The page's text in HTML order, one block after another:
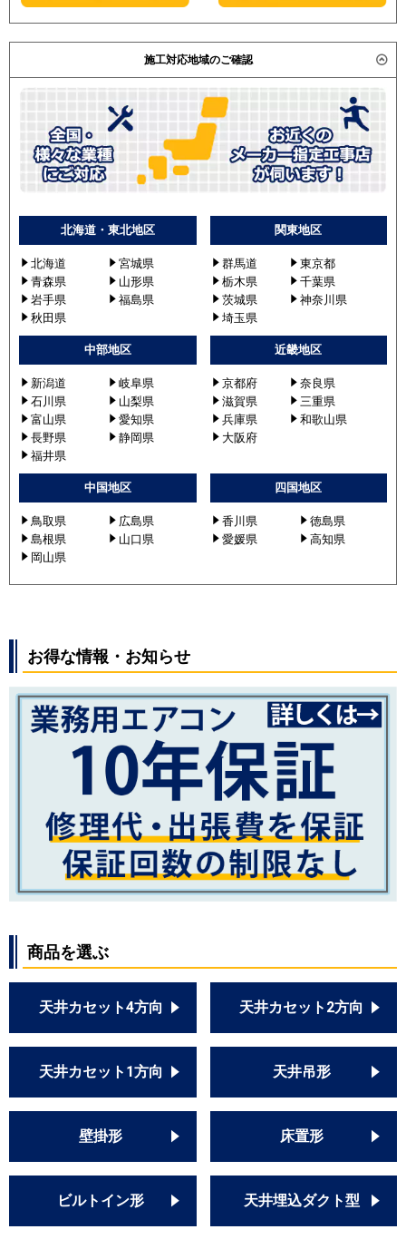
施工対応地域のご確認
北海道・東北地区
北海道
宮城県
青森県
山形県
岩手県
福島県
秋田県
関東地区
群馬道
東京都
栃木県
千葉県
茨城県
神奈川県
埼玉県
中部地区
新潟道
岐阜県
石川県
山梨県
富山県
愛知県
長野県
静岡県
福井県
近畿地区
京都府
奈良県
滋賀県
三重県
兵庫県
和歌山県
大阪府
中国地区
鳥取県
広島県
島根県
山口県
岡山県
四国地区
香川県
徳島県
愛媛県
高知県
お得な情報・お知らせ
商品を選ぶ
天井カセット4方向 天井カセット2方向
天井カセット1方向 天井吊形
壁掛形 床置形
ビルトイン形 天井埋込ダクト型